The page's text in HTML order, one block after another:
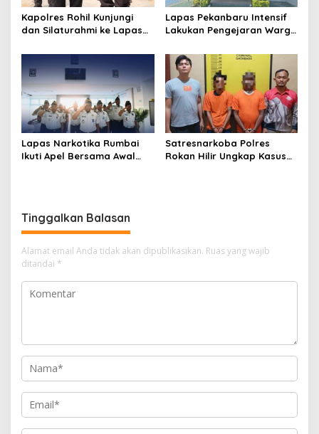
Kapolres Rohil Kunjungi
dan Silaturahmi ke Lapas
Perkuat Sinergitas dan
Kolaborasi Antar instansi
Lapas Pekanbaru Intensif
Lakukan Pengejaran Warga
Libatkan Tim Gabungan
Lapas, Kanwil, dan
Kepolisian
Lapas Narkotika Rumbai
Ikuti Apel Bersama Awal
Satresnarkoba Polres
Rokan Hilir Ungkap Kasus
Tinggalkan Balasan
Alamat email Anda tidak akan dipublikasikan. Ruas yang wajib
ditandai *